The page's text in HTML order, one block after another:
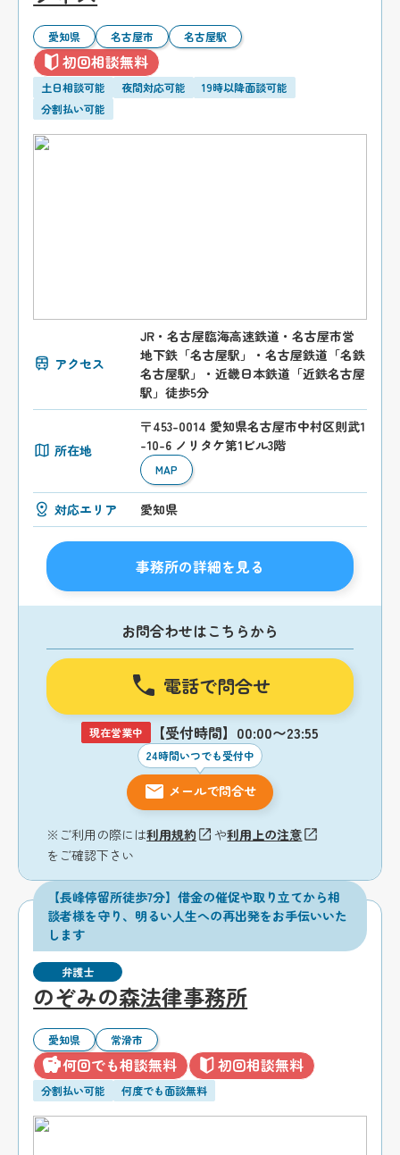
愛知県 名古屋市 名古屋駅
初回相談無料
土日相談可能 夜間対応可能
19時以降面談可能
分割払い可能
アクセス
JR・名古屋臨海高速鉄道・名古屋市営
地下鉄「名古屋駅」・名古屋鉄道「名鉄
名古屋駅」・近畿日本鉄道「近鉄名古屋
駅」徒歩5分
所在地
〒453-0014 愛知県名古屋市中村区則武1
-10-6 ノリタケ第1ビル3階
MAP
対応エリア 愛知県
事務所の詳細を見る
お問合わせはこちらから
電話で問合せ
現在営業中 【受付時間】00:00〜23:55
24時間いつでも受付中
メールで問合せ
※ご利用の際には利用規約 や利用上の注意
をご確認下さい
【長峰停留所徒歩7分】借金の催促や取り立てから相
談者様を守り、明るい人生への再出発をお手伝いいた
します
弁護士
のぞみの森法律事務所
愛知県 常滑市
何回でも相談無料 初回相談無料
分割払い可能 何度でも面談無料